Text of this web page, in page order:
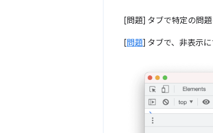
[問題] タブで特定の問
[問題] タブで、非表示に